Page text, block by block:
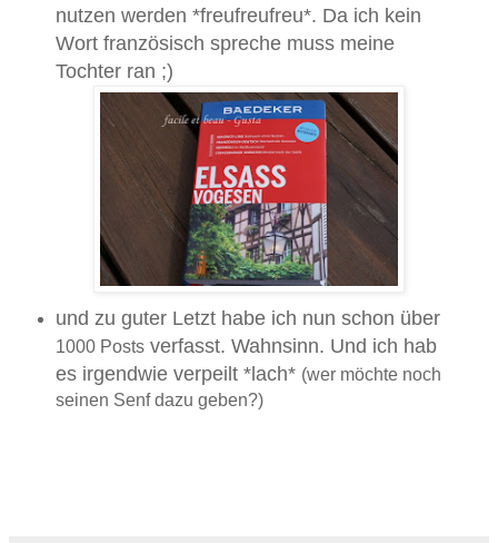
nutzen werden *freufreufreu*. Da ich kein
Wort französisch spreche muss meine
Tochter ran ;)
und zu guter Letzt habe ich nun schon über
1000 Postsverfasst. Wahnsinn. Und ich hab
es irgendwie verpeilt *lach* (wer möchte noch
seinen Senf dazu geben?)